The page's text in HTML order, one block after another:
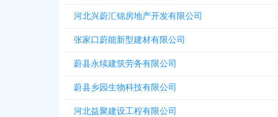
河北兴蔚汇锦房地产开发有限公司
张家口蔚能新型建材有限公司
蔚县永续建筑劳务有限公司
蔚县乡园生物科技有限公司
河北益聚建设工程有限公司